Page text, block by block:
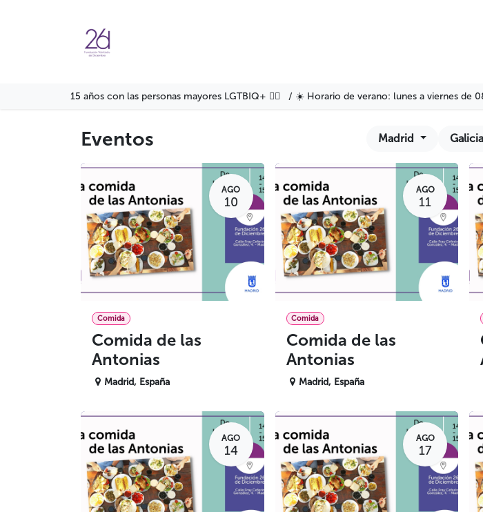
15 años con las personas mayores LGTBIQ+ 🏳️‍🌈 / ☀️ Horario de verano: lunes a viernes de
Eventos Madrid Galicia
AGO
10
Comida
Comida de las
Antonias
Madrid, España
AGO
11
Comida
Comida de las
Antonias
Madrid, España
AGO
14
AGO
17